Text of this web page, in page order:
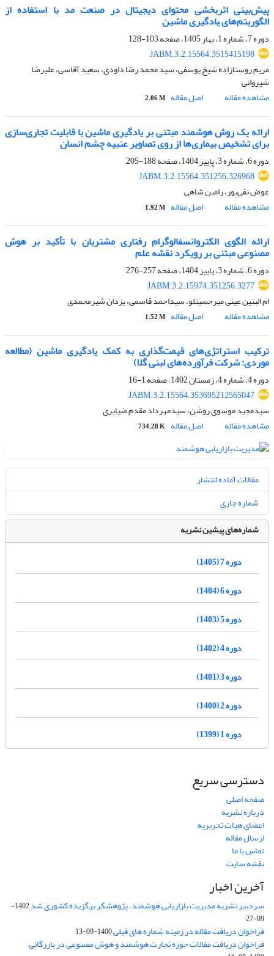
پیش‌بینی اثربخشی محتوای دیجیتال در صنعت مد با استفاده از
الگوریتم‌های یادگیری ماشین
دوره 7، شماره 1، بهار 1405، صفحه
103-128
JABM.3.2.15564.3515415198
مریم روستازاده شیخ یوسفی، سید محمد رضا داودی، سعید آقاسی، علیرضا
شیروانی
مشاهده مقاله
اصل مقاله 2.06 M
ارائه یک روش هوشمند مبتنی بر یادگیری ماشین با قابلیت تجاری‌سازی
برای تشخیص بیماری‌ها از روی تصاویر عنبیه چشم انسان
دوره 6، شماره 3، پاییز 1404، صفحه
188-205
JABM.3.2.15564.351256.326968
عوض نقی‌پور، رامین شاهی
مشاهده مقاله
اصل مقاله 1.92 M
ارائه الگوی الکتروانسفالوگرام رفتاری مشتریان با تأکید بر هوش
مصنوعی مبتنی بر رویکرد نقشه علم
دوره 6، شماره 3، پاییز 1404، صفحه
257-276
JABM.3.2.15974.351256.3277
ام البنین عینی میرحسینلو، سیداحمد قاسمی، یزدان شیرمحمدی
مشاهده مقاله
اصل مقاله 1.52 M
ترکیب استراتژی‌های قیمت‌گذاری به کمک یادگیری ماشین (مطالعه
موردی: شرکت فرآورده‌های لبنی گلا)
دوره 4، شماره 4، زمستان 1402، صفحه
1-16
JABM.3.2.15564.353695212565047
سیدمجید موسوی روشن، سیدمهرداد مقدم ضیابری
مشاهده مقاله
اصل مقاله 734.28 K
مقالات آماده انتشار
شماره جاری
شماره‌های پیشین نشریه
دوره 7 (1405)
دوره 6 (1404)
دوره 5 (1403)
دوره 4 (1402)
دوره 3 (1401)
دوره 2 (1400)
دوره 1 (1399)
دسترسی سریع
صفحه اصلی
درباره نشریه
اعضای هیات تحریریه
ارسال مقاله
تماس با ما
نقشه سایت
آخرین اخبار
سردبیر نشریه مدیریت بازاریابی هوشمند، پژوهشگر برگزیده کشوری شد
1402-
09-27
فراخوان دریافت مقاله در زمینه شماره های قبلی1400-09-13
فراخوان دریافت مقالات حوزه تجارت هوشمند و هوش مصنوعی در بازرگانی